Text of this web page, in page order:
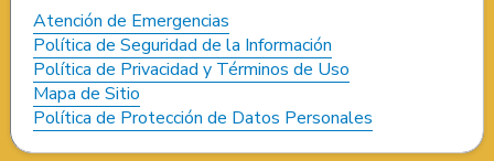
Atención de Emergencias
Política de Seguridad de la Información
Política de Privacidad y Términos de Uso
Mapa de Sitio
Política de Protección de Datos Personales